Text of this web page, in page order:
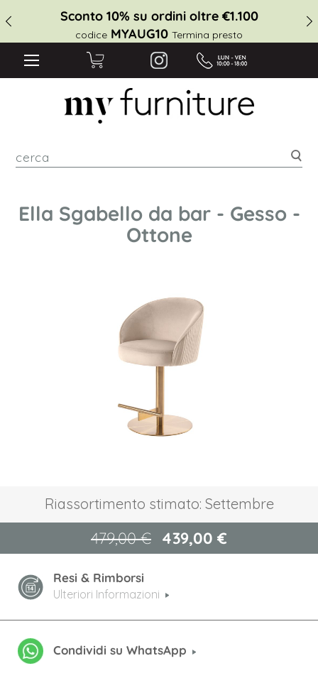
Sconto 10% su ordini oltre €1.100
codice MYAUG10 Termina presto
Ella Sgabello da bar - Gesso -
Ottone
Riassortimento stimato: Settembre
439,00 €
479,00 €
Resi & Rimborsi
Ulteriori Informazioni
Condividi su WhatsApp
della